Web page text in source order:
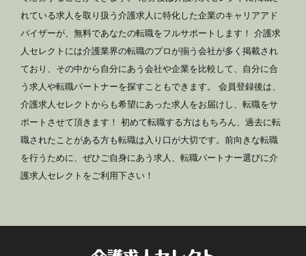
れている求人を取り扱う介護求人に特化した企業のキャリアアド
バイザーが、無料であなたの転職をフルサポートします！ 介護求
人セレクトには介護業界の転職のプロが揃う会社が多く掲載され
ており、その中から自分にあう会社や企業を比較して、自分に合
う求人や転職パートナーを探すこともできます。 会員登録後は、
介護求人セレクトからも希望にあった求人をお届けし、転職をサ
ポートさせて頂きます！ 初めて転職する方はもちろん、過去に転
職されたことがある方も転職は入り口が大切です。前向きな転職
を行うために、ぜひご自身にあう求人、転職パートナー選びに介
護求人セレクトをご利用下さい！